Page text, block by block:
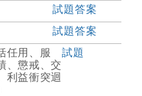
試題答案
試題答案
任用、服
、懲戒、交
利益衝突迴
試題